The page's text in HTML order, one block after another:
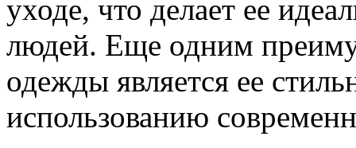
уходе, что делает ее
людей. Еще одним
одежды является ее
использованию